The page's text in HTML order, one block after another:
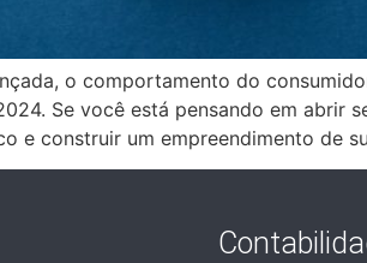
o comportamento do
Se você está pensando em abrir
e construir um empreendimento de